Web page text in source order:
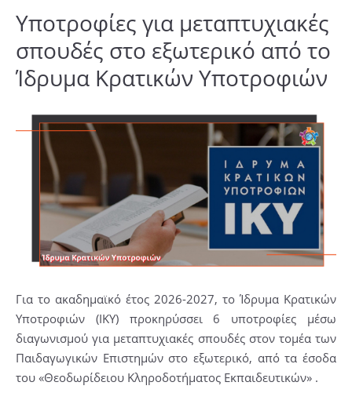
Υποτροφίες για μεταπτυχιακές
σπουδές στο εξωτερικό από το
Ίδρυμα Κρατικών Υποτροφιών
Για το ακαδημαϊκό έτος 2026-2027, το Ίδρυμα Κρατικών
Υποτροφιών (ΙΚΥ) προκηρύσσει 6 υποτροφίες μέσω
διαγωνισμού για μεταπτυχιακές σπουδές στον τομέα των
Παιδαγωγικών Επιστημών στο εξωτερικό, από τα έσοδα
του «Θεοδωρίδειου Κληροδοτήματος Εκπαιδευτικών» .